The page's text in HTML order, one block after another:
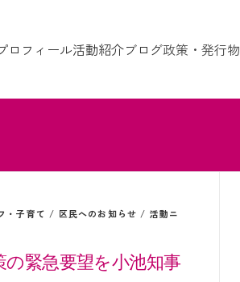
ロフィール活動紹介ブログ政策・発行物
・子育て / 区民へのお知らせ / 活動ニ
緊急要望を小池知事